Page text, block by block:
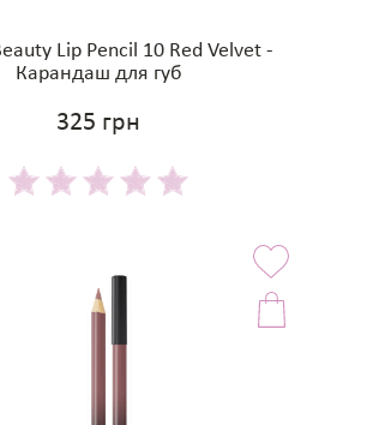
Lip Pencil 10 Red Velvet -
Карандаш для губ
325 грн